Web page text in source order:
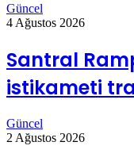
Güncel
4 Ağustos 2026
Santral
istikameti
Güncel
2 Ağustos 2026